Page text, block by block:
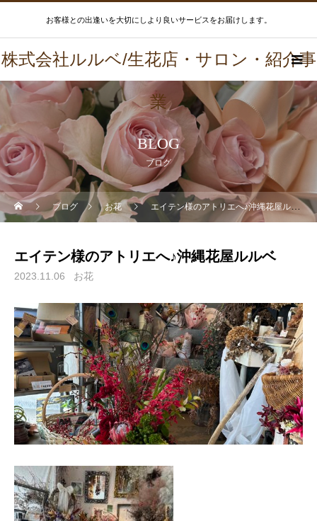
お客様との出逢いを大切にしより良いサービスをお届けします。
株式会社ルルベ/生花店・サロン・紹介事
業
BLOG
ブログ
ブログ お花 エイテン様のアトリエへ♪沖縄花屋ルルベ
エイテン様のアトリエへ♪沖縄花屋ルルベ
2023.11.06 お花